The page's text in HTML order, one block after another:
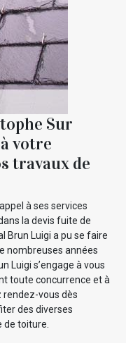
Sur
votre
travaux de
à ses services
la devis fuite de
Brun Luigi a pu se faire
nombreuses années
Luigi s’engage à vous
toute concurrence et à
rendez-vous dès
des diverses
toiture.